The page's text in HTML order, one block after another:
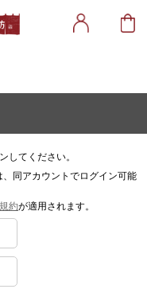
してください。
同アカウントでログイン可能
約が適用されます。